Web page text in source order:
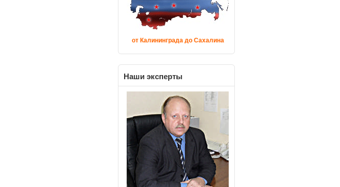
от Калининграда до Сахалина
Наши эксперты